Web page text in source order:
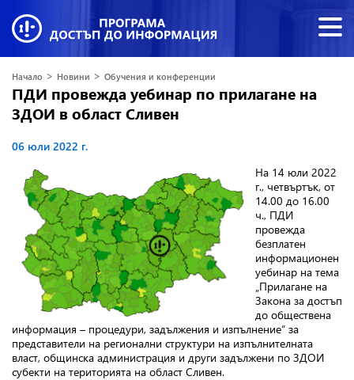
Начало > Новини > Обучения и конференции
ПДИ провежда уебинар по прилагане на
ЗДОИ в област Сливен
06 юли 2022 г.
На 14 юли 2022
г., четвъртък, от
14.00 до 16.00
ч., ПДИ
провежда
безплатен
информационен
уебинар на тема
„Прилагане на
Закона за достъп
до обществена
информация – процедури, задължения и изпълнение“ за
представители на регионални структури на изпълнителната
власт, общинска администрация и други задължени по ЗДОИ
субекти на територията на област Сливен.